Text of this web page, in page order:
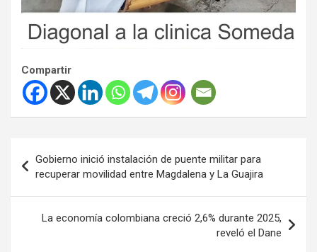
Compartir
de
entradas
Gobierno inició instalación de puente militar para
recuperar movilidad entre Magdalena y La Guajira
La economía colombiana creció 2,6% durante 2025,
reveló el Dane